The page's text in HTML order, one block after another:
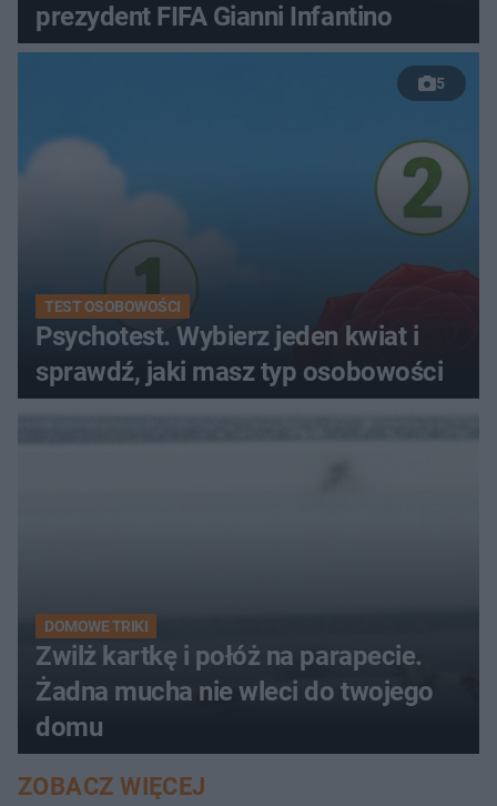
prezydent FIFA Gianni Infantino
5
TEST OSOBOWOŚCI
Psychotest. Wybierz jeden kwiat i
sprawdź, jaki masz typ osobowości
DOMOWE TRIKI
Zwilż kartkę i połóż na parapecie.
Żadna mucha nie wleci do twojego
domu
ZOBACZ WIĘCEJ